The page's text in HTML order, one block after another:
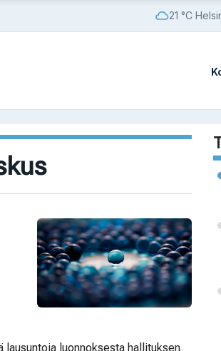
21 °C
luonnoksesta hallituksen